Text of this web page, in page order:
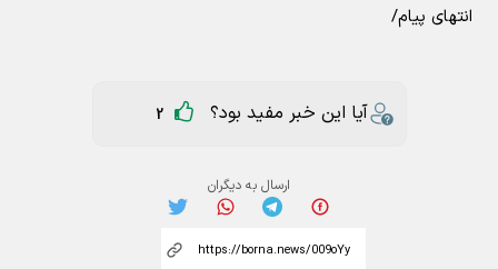
انتهای پیام/
آیا این خبر مفید بود؟ 2
ارسال به دیگران